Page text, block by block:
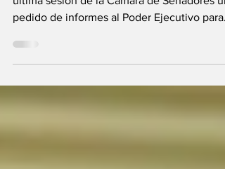
El legislador sanlorencino presentó en la
última sesión de la Cámara de Senadores un
pedido de informes al Poder Ejecutivo para